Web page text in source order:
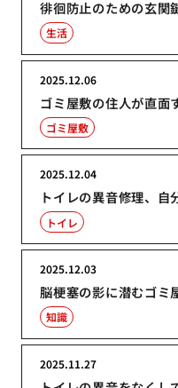
徘徊防止のための玄関
生活
ゴミ屋敷の住人が直面
2025.12.06
ゴミ屋敷
トイレの異音修理、
2025.12.04
トイレ
脳梗塞の影に潜むゴミ
2025.12.03
知識
2025.11.27